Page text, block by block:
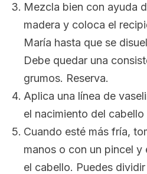
Mezcla bien con ayuda
madera y coloca el
María hasta que se
Debe quedar una
grumos. Reserva.
Aplica una línea de
el nacimiento del cabello
Cuando esté más fría,
manos o con un pincel
el cabello. Puedes